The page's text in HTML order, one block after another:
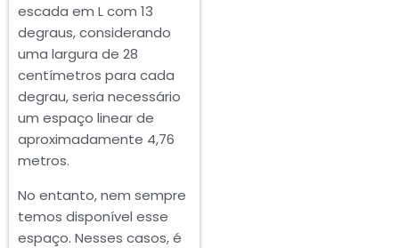
escada em L com 13
degraus, considerando
uma largura de 28
centímetros para cada
degrau, seria necessário
um espaço linear de
aproximadamente 4,76
metros.
No entanto, nem sempre
temos disponível esse
espaço. Nesses casos, é